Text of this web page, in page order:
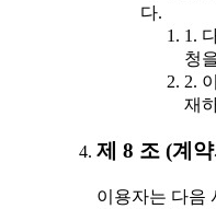
다.
1.
청
2.
재
제 8 조 (계
이용자는 다음